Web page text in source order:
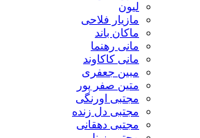
مازیار فلاحی
ماکان باند
مانی رهنما
مانی کاکاوند
مبین جعفری
متین صفر پور
مجتبی اورنگی
مجتبی دل زنده
مجتبی دهقانی